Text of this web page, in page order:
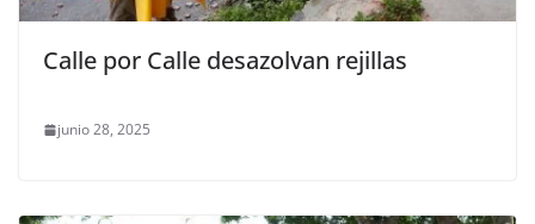
Calle por Calle desazolvan rejillas
junio 28, 2025